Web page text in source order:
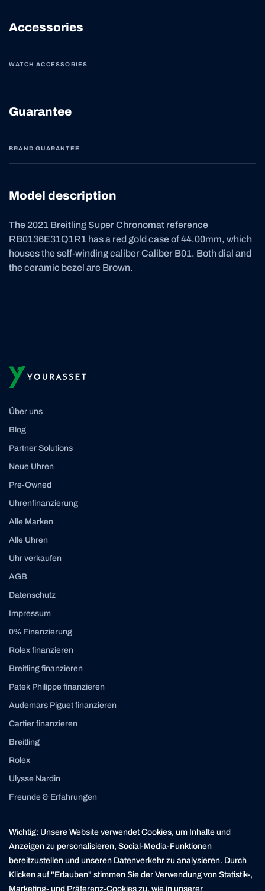
Accessories
WATCH ACCESSORIES
Guarantee
BRAND GUARANTEE
Model description
The 2021 Breitling Super Chronomat reference
RB0136E31Q1R1 has a red gold case of 44.00mm, which
houses the self-winding caliber Caliber B01. Both dial and
the ceramic bezel are Brown.
Über uns
Blog
Partner Solutions
Neue Uhren
Pre-Owned
Uhrenfinanzierung
Alle Marken
Alle Uhren
Uhr verkaufen
AGB
Datenschutz
Impressum
0% Finanzierung
Rolex finanzieren
Breitling finanzieren
Patek Philippe finanzieren
Audemars Piguet finanzieren
Cartier finanzieren
Breitling
Rolex
Ulysse Nardin
Freunde & Erfahrungen
Instagram Linkedin
contact@yourasset.com
Wichtig: Unsere Website verwendet Cookies, um Inhalte und
Anzeigen zu personalisieren, Social-Media-Funktionen
bereitzustellen und unseren Datenverkehr zu analysieren. Durch
Klicken auf "Erlauben" stimmen Sie der Verwendung von Statistik-,
Marketing- und Präferenz-Cookies zu, wie in unserer